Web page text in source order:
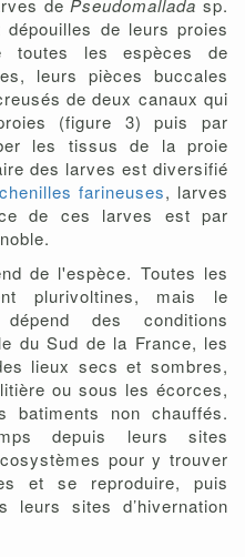
de Pseudomallada sp.
de leurs proies
toutes les espèces de
leurs pièces buccales
de deux canaux qui
(figure 3) puis par
les tissus de la proie
des larves est diversifié
farineuses, larves
de ces larves est par
de l'espèce. Toutes les
plurivoltines, mais le
des conditions
du Sud de la France, les
lieux secs et sombres,
ou sous les écorces,
batiments non chauffés.
depuis leurs sites
pour y trouver
et se reproduire, puis
leurs sites d’hivernation